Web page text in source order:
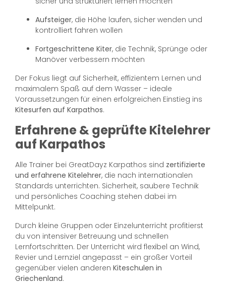
Aufsteiger, die Höhe laufen, sicher wenden und
kontrolliert fahren wollen
Fortgeschrittene Kiter, die Technik, Sprünge oder
Manöver verbessern möchten
Der Fokus liegt auf Sicherheit, effizientem Lernen und
maximalem Spaß auf dem Wasser – ideale
Voraussetzungen für einen erfolgreichen Einstieg ins
Kitesurfen auf Karpathos.
Erfahrene & geprüfte Kitelehrer
auf Karpathos
Alle Trainer bei GreatDayz Karpathos sind zertifizierte
und erfahrene Kitelehrer, die nach internationalen
Standards unterrichten. Sicherheit, saubere Technik
und persönliches Coaching stehen dabei im
Mittelpunkt.
Durch kleine Gruppen oder Einzelunterricht profitierst
du von intensiver Betreuung und schnellen
Lernfortschritten. Der Unterricht wird flexibel an Wind,
Revier und Lernziel angepasst – ein großer Vorteil
gegenüber vielen anderen Kiteschulen in
Griechenland.